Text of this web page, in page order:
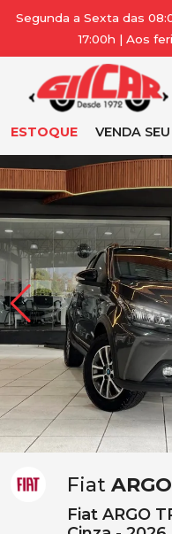
Segunda a Sexta das
17:00h | Aos
ESTOQUE VENDA
Fiat ARGO
Fiat ARGO